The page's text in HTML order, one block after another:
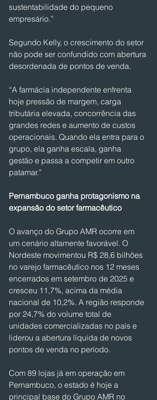
sustentabilidade do pequeno
empresário.”
Segundo Kelly, o crescimento do setor
não pode ser confundido com abertura
desordenada de pontos de venda.
“A farmácia independente enfrenta
hoje pressão de margem, carga
tributária elevada, concorrência das
grandes redes e aumento de custos
operacionais. Quando ela entra para o
grupo, ela ganha escala, ganha
gestão e passa a competir em outro
patamar.”
Pernambuco ganha protagonismo na
expansão do setor farmacêutico
O avanço do Grupo AMR ocorre em
um cenário altamente favorável. O
Nordeste movimentou R$ 28,6 bilhões
no varejo farmacêutico nos 12 meses
encerrados em setembro de 2025 e
cresceu 11,7%, acima da média
nacional de 10,2%. A região responde
por 24,7% do volume total de
unidades comercializadas no país e
liderou a abertura líquida de novos
pontos de venda no período.
Com 89 lojas já em operação em
Pernambuco, o estado é hoje a
principal base do Grupo AMR no